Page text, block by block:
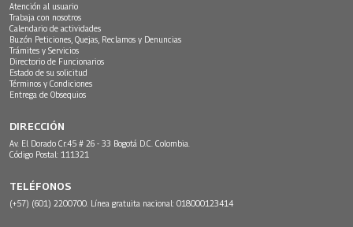
Atención al usuario
Trabaja con nosotros
Calendario de actividades
Buzón Peticiones, Quejas, Reclamos y Denuncias
Trámites y Servicios
Directorio de Funcionarios
Estado de su solicitud
Términos y Condiciones
Entrega de Obsequios
DIRECCIÓN
Av. El Dorado Cr.45 # 26 - 33 Bogotá D.C. Colombia.
Código Postal: 111321
TELÉFONOS
(+57) (601) 2200700. Línea gratuita nacional: 018000123414